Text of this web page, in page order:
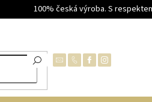
100% česká výroba. S